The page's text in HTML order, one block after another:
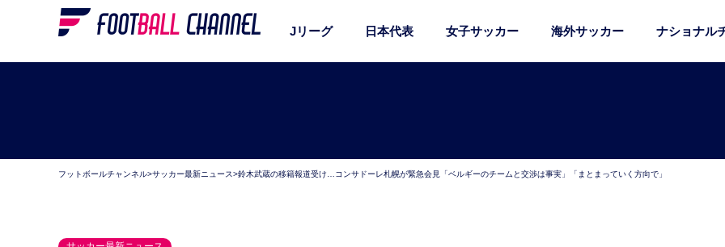
Jリーグ 日本代表 女子サッカー 海外サッカー ナショナル
フットボールチャンネル>サッカー最新ニュース>鈴木武蔵の移籍報道受け…コンサドーレ札幌が緊急会見「ベルギーのチームと交渉は事実」「まとまっていく方向で」